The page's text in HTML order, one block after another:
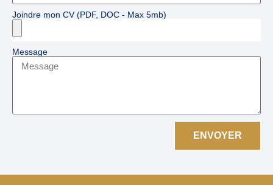
Joindre mon CV (PDF, DOC - Max 5mb)
Message
ENVOYER